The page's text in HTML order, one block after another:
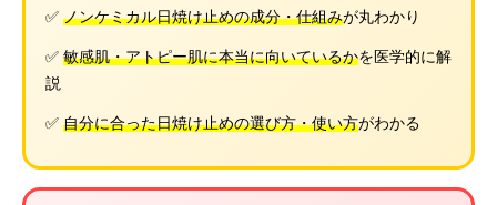
✅ ノンケミカル日焼け止めの成分・仕組みが丸わかり
✅ 敏感肌・アトピー肌に本当に向いているかを医学的に解
説
✅ 自分に合った日焼け止めの選び方・使い方がわかる